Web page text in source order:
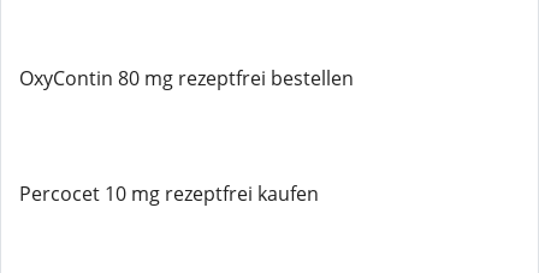
OxyContin 80 mg rezeptfrei bestellen
Percocet 10 mg rezeptfrei kaufen